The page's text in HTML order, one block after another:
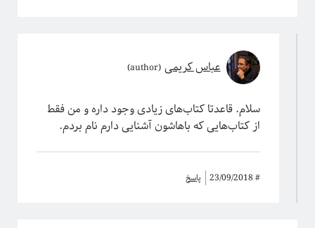
عباس کریمی
سلام. قاعدتا کتاب‌های زیادی وجود داره و من فقط
از کتاب‌هایی که باهاشون آشنایی دارم نام بردم.
#
23/09/2018 پاسخ